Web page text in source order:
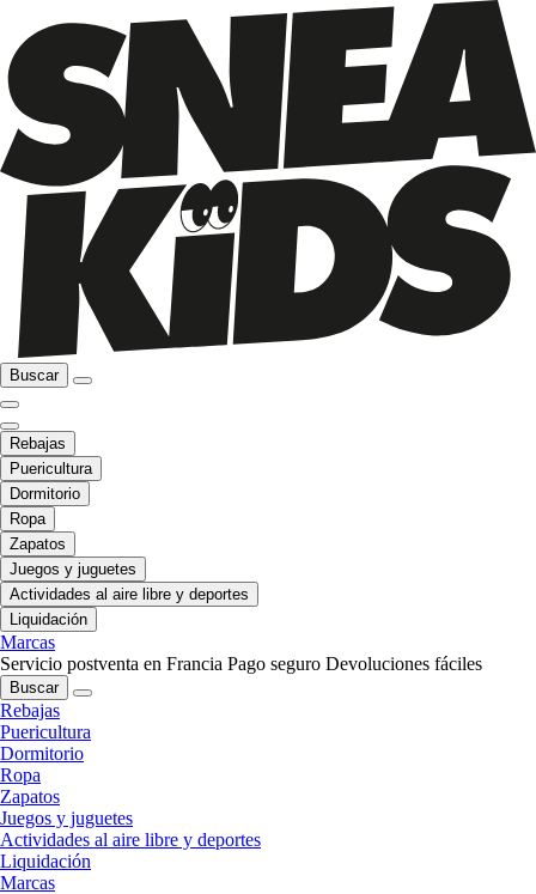
Buscar
Rebajas
Puericultura
Dormitorio
Ropa
Zapatos
Juegos y juguetes
Actividades al aire libre y deportes
Liquidación
Marcas
Servicio postventa en Francia Pago seguro Devoluciones fáciles
Buscar
Rebajas
Puericultura
Dormitorio
Ropa
Zapatos
Juegos y juguetes
Actividades al aire libre y deportes
Liquidación
Marcas